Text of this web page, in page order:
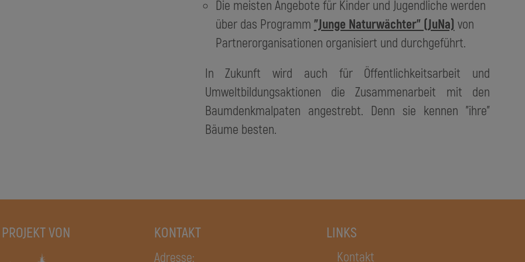
Die meisten Angebote für Kinder und Jugendliche werden
über das Programm "Junge Naturwächter" (JuNa) von
Partnerorganisationen organisiert und durchgeführt.
In Zukunft wird auch für Öffentlichkeitsarbeit und
Umweltbildungsaktionen die Zusammenarbeit mit den
Baumdenkmalpaten angestrebt. Denn sie kennen "ihre"
Bäume besten.
VON KONTAKT
Adresse:
LINKS
Kontakt